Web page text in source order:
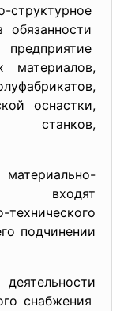
структурное
обязанности
предприятие
материалов,
оснастки,
входят
подчинении
снабжения